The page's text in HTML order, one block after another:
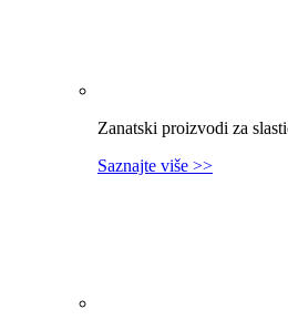
Zanatski proizvodi za
Saznajte više >>